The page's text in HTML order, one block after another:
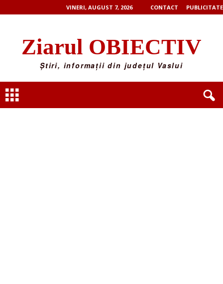
VINERI, AUGUST 7, 2026 CONTACT PUBLICITATE
Ziarul OBIECTIV
Știri, informații din județul Vaslui